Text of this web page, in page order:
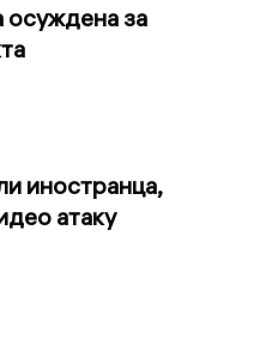
осуждена за
иностранца,
атаку